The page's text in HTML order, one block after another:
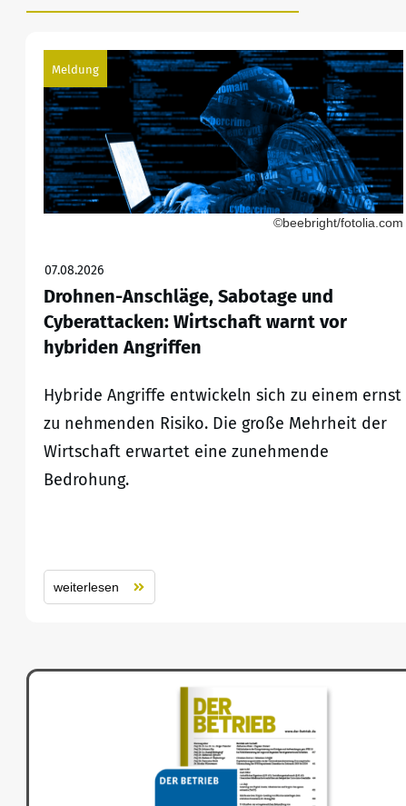
Meldung
©beebright/fotolia.com
07.08.2026
Drohnen-Anschläge, Sabotage und
Cyberattacken: Wirtschaft warnt vor
hybriden Angriffen
Hybride Angriffe entwickeln sich zu einem ernst
zu nehmenden Risiko. Die große Mehrheit der
Wirtschaft erwartet eine zunehmende
Bedrohung.
weiterlesen